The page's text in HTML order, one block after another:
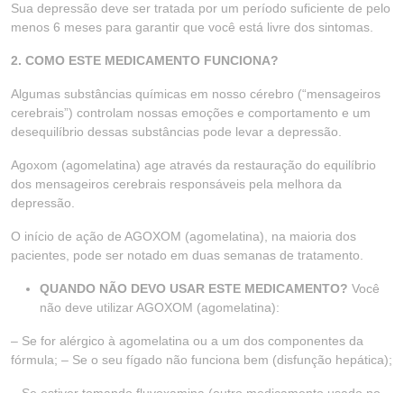
Sua depressão deve ser tratada por um período suficiente de pelo
menos 6 meses para garantir que você está livre dos sintomas.
2. COMO ESTE MEDICAMENTO FUNCIONA?
Algumas substâncias químicas em nosso cérebro (“mensageiros
cerebrais”) controlam nossas emoções e comportamento e um
desequilíbrio dessas substâncias pode levar a depressão.
Agoxom (agomelatina) age através da restauração do equilíbrio
dos mensageiros cerebrais responsáveis pela melhora da
depressão.
O início de ação de AGOXOM (agomelatina), na maioria dos
pacientes, pode ser notado em duas semanas de tratamento.
QUANDO NÃO DEVO USAR ESTE MEDICAMENTO? Você
não deve utilizar AGOXOM (agomelatina):
– Se for alérgico à agomelatina ou a um dos componentes da
fórmula; – Se o seu fígado não funciona bem (disfunção hepática);